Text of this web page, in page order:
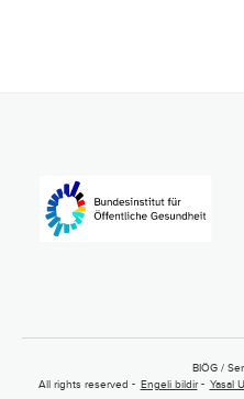
BIÖG /
All rights reserved
Engeli bildir Yasal